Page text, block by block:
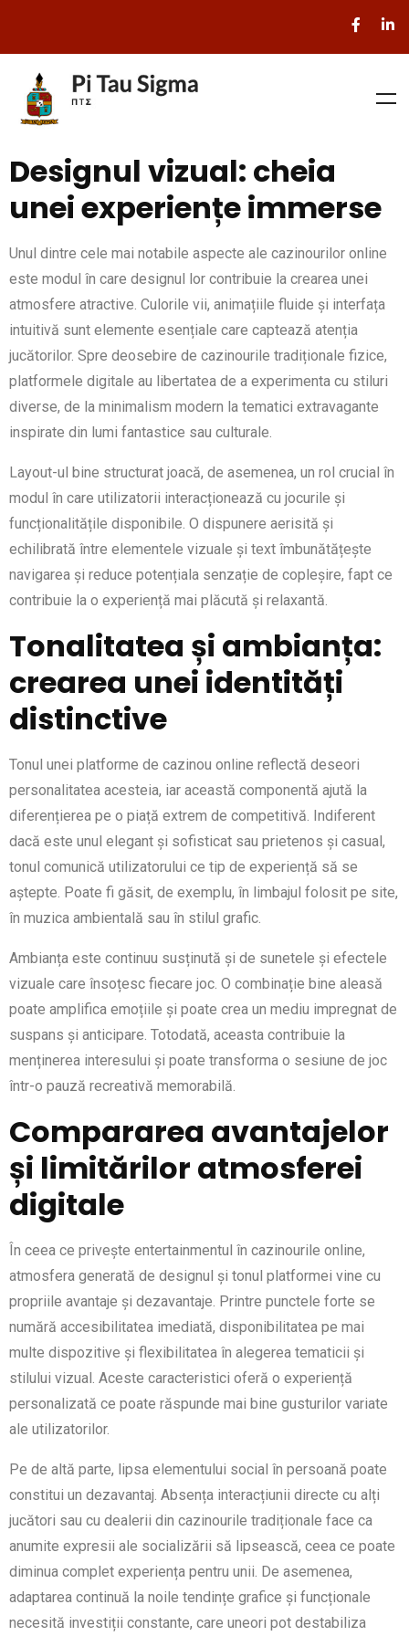
Designul vizual: cheia
unei experiențe immerse
Unul dintre cele mai notabile aspecte ale cazinourilor online
este modul în care designul lor contribuie la crearea unei
atmosfere atractive. Culorile vii, animațiile fluide și interfața
intuitivă sunt elemente esențiale care captează atenția
jucătorilor. Spre deosebire de cazinourile tradiționale fizice,
platformele digitale au libertatea de a experimenta cu stiluri
diverse, de la minimalism modern la tematici extravagante
inspirate din lumi fantastice sau culturale.
Layout-ul bine structurat joacă, de asemenea, un rol crucial în
modul în care utilizatorii interacționează cu jocurile și
funcționalitățile disponibile. O dispunere aerisită și
echilibrată între elementele vizuale și text îmbunătățește
navigarea și reduce potențiala senzație de copleșire, fapt ce
contribuie la o experiență mai plăcută și relaxantă.
Tonalitatea și ambianța:
crearea unei identități
distinctive
Tonul unei platforme de cazinou online reflectă deseori
personalitatea acesteia, iar această componentă ajută la
diferențierea pe o piață extrem de competitivă. Indiferent
dacă este unul elegant și sofisticat sau prietenos și casual,
tonul comunică utilizatorului ce tip de experiență să se
aștepte. Poate fi găsit, de exemplu, în limbajul folosit pe site,
în muzica ambientală sau în stilul grafic.
Ambianța este continuu susținută și de sunetele și efectele
vizuale care însoțesc fiecare joc. O combinație bine aleasă
poate amplifica emoțiile și poate crea un mediu impregnat de
suspans și anticipare. Totodată, aceasta contribuie la
menținerea interesului și poate transforma o sesiune de joc
într-o pauză recreativă memorabilă.
Compararea avantajelor
și limitărilor atmosferei
digitale
În ceea ce privește entertainmentul în cazinourile online,
atmosfera generată de designul și tonul platformei vine cu
propriile avantaje și dezavantaje. Printre punctele forte se
numără accesibilitatea imediată, disponibilitatea pe mai
multe dispozitive și flexibilitatea în alegerea tematicii și
stilului vizual. Aceste caracteristici oferă o experiență
personalizată ce poate răspunde mai bine gusturilor variate
ale utilizatorilor.
Pe de altă parte, lipsa elementului social în persoană poate
constitui un dezavantaj. Absența interacțiunii directe cu alți
jucători sau cu dealerii din cazinourile tradiționale face ca
anumite expresii ale socializării să lipsească, ceea ce poate
diminua complet experiența pentru unii. De asemenea,
adaptarea continuă la noile tendințe grafice și funcționale
necesită investiții constante, care uneori pot destabiliza